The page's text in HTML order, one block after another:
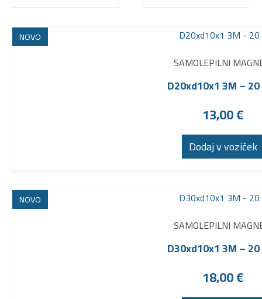
NOVO
SAMOLEPILNI
D20xd10x1 3M –
13,00€
Dodaj v voziček
NOVO
SAMOLEPILNI
D30xd10x1 3M –
18,00€